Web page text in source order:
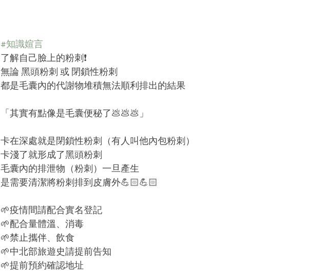
#知識媗言
了解自己臉上的粉刺❗️
無論 黑頭粉刺 或 閉鎖性粉刺
都是毛囊內的代謝物堆積無法順利排出的結果
「其實有點像是毛囊便秘了💩💩💩」
卡在深處就是閉鎖性粉刺（有人叫他內包粉刺）
卡淺了就形成了黑頭粉刺
毛囊內的排泄物（粉刺）一旦產生
是需要清潔將粉刺排到皮膚外💪🏻💪🏻
🌱疫情間請配合實名登記
🌱配合量體溫、消毒
🌱禁止攜伴、飲食
🌱中北部旅遊史請提前告知
🌱提前預約確認地址